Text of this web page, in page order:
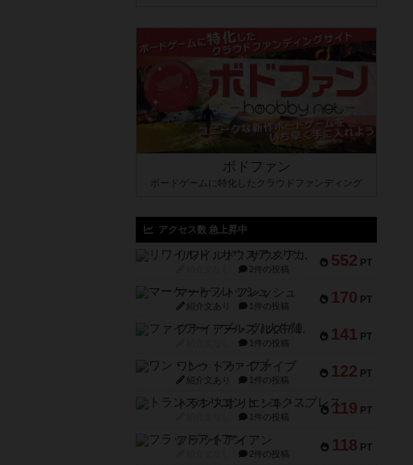
ボドファン
ボードゲームに特化したクラウドファンディング
アクセス数 急上昇中
552 PT
リワイルド：サウスアメリカ
2件の投稿
170 PT
マーケットフレッシュ
紹介文あり 1件の投稿
141 PT
ファイアー・ブルズ / 火牛陣
1件の投稿
122 PT
ワン・トゥ・ファイブ
紹介文あり 1件の投稿
119 PT
トランスオリエント・エクスプレス
1件の投稿
118 PT
フラットアイアン
2件の投稿